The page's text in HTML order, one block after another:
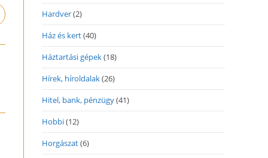
Hardver(2)
Ház és kert(40)
Háztartási gépek(18)
Hírek, híroldalak(26)
Hitel, bank, pénzügy(41)
Hobbi(12)
Horgászat(6)